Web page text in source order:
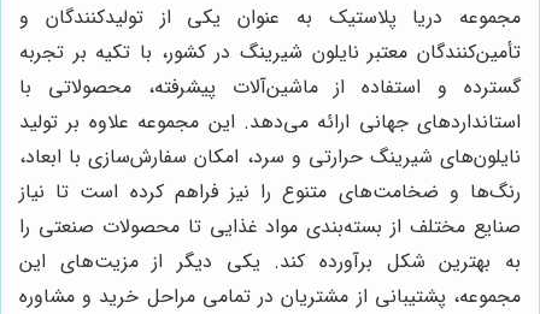
مجموعه دریا پلاستیک به عنوان یکی از تولیدکنندگان و
تأمین‌کنندگان معتبر نایلون شیرینگ در کشور، با تکیه بر تجربه
گسترده و استفاده از ماشین‌آلات پیشرفته، محصولاتی با
استانداردهای جهانی ارائه می‌دهد. این مجموعه علاوه بر تولید
نایلون‌های شیرینگ حرارتی و سرد، امکان سفارش‌سازی با ابعاد،
رنگ‌ها و ضخامت‌های متنوع را نیز فراهم کرده است تا نیاز
صنایع مختلف از بسته‌بندی مواد غذایی تا محصولات صنعتی را
به بهترین شکل برآورده کند. یکی دیگر از مزیت‌های این
مجموعه، پشتیبانی از مشتریان در تمامی مراحل خرید و مشاوره